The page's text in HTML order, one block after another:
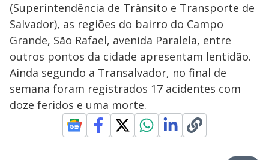
(Superintendência de Trânsito e Transporte de
Salvador), as regiões do bairro do Campo
Grande, São Rafael, avenida Paralela, entre
outros pontos da cidade apresentam lentidão.
Ainda segundo a Transalvador, no final de
semana foram registrados 17 acidentes com
doze feridos e uma morte.